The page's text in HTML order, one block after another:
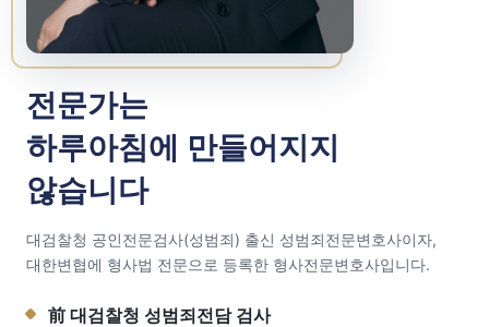
전문가는
하루아침에 만들어지지
않습니다
대검찰청 공인전문검사(성범죄) 출신 성범죄전문변호사이자,
대한변협에 형사법 전문으로 등록한 형사전문변호사입니다.
前 대검찰청 성범죄전담 검사